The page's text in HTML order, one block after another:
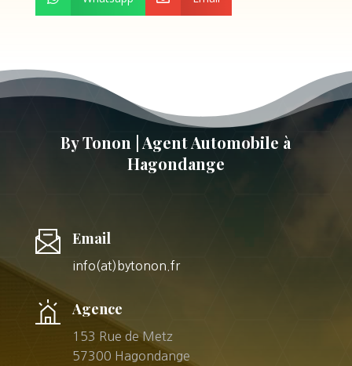
By Tonon | Agent Automobile à
Hagondange
Email
info(at)bytonon.fr
Agence
153 Rue de Metz
57300 Hagondange